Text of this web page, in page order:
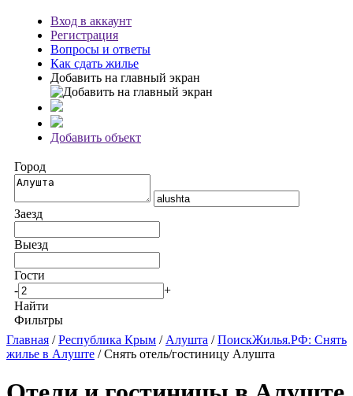
Вход в аккаунт
Регистрация
Вопросы и ответы
Как сдать жилье
Добавить на главный экран
Добавить объект
Город
Заезд
Выезд
Гости
-
+
Найти
Фильтры
Главная /Республика Крым / Алушта /ПоискЖилья.РФ: Снять
жилье в Алуште / Снять отель/гостиницу Алушта